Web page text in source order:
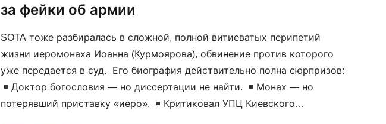
за фейки об армии
SOTA тоже разбиралась в сложной, полной витиеватых перипетий
жизни иеромонаха Иоанна (Курмоярова), обвинение против которого
уже передается в суд. Его биография действительно полна сюрпризов:
Доктор богословия — но диссертации не найти.
Монах — но
потерявший приставку «иеро».
Критиковал УПЦ Киевского